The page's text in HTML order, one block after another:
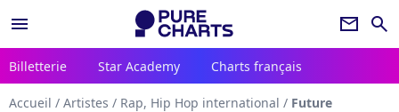
menu newsletter search
Billetterie Star Academy Charts français
Accueil / Artistes / Rap, Hip Hop international / Future